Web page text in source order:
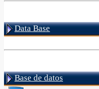
Data Base
Base de datos